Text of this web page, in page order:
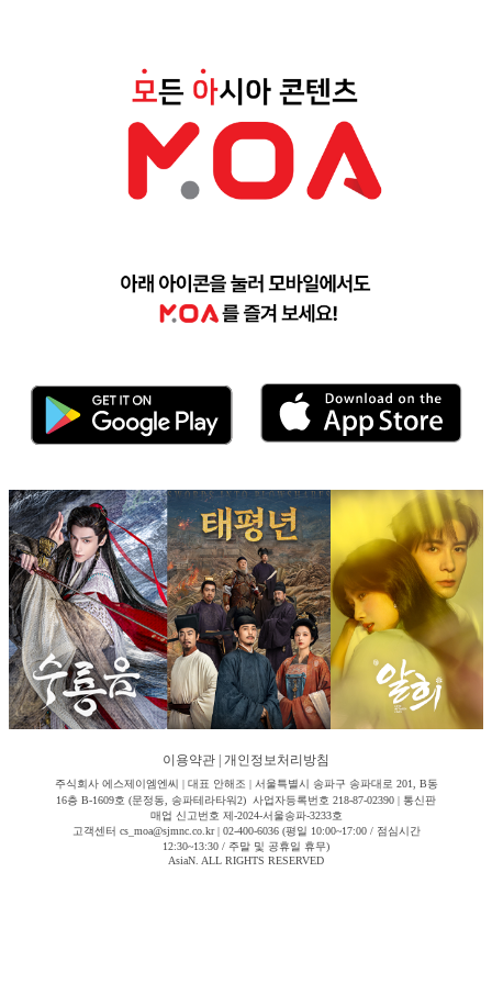
이용약관 개인정보처리방침
주식회사 에스제이엠엔씨 | 대표 안해조 | 서울특별시 송파구 송파대로 201, B동
16층 B-1609호 (문정동, 송파테라타워2) 사업자등록번호 218-87-02390 | 통신판
매업 신고번호 제-2024-서울송파-3233호
고객센터 cs_moa@sjmnc.co.kr | 02-400-6036 (평일 10:00~17:00 / 점심시간
12:30~13:30 / 주말 및 공휴일 휴무)
AsiaN. ALL RIGHTS RESERVED